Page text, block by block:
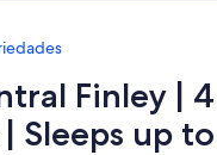
Finley | 4
Sleeps up